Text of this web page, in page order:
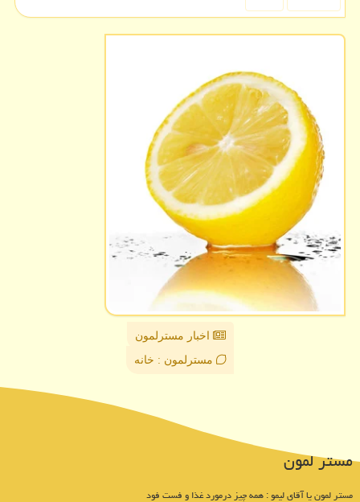
اخبار مسترلمون
مسترلمون : خانه
مستر لمون
مستر لمون یا آقای لیمو : همه چیز درمورد غذا و فست فود